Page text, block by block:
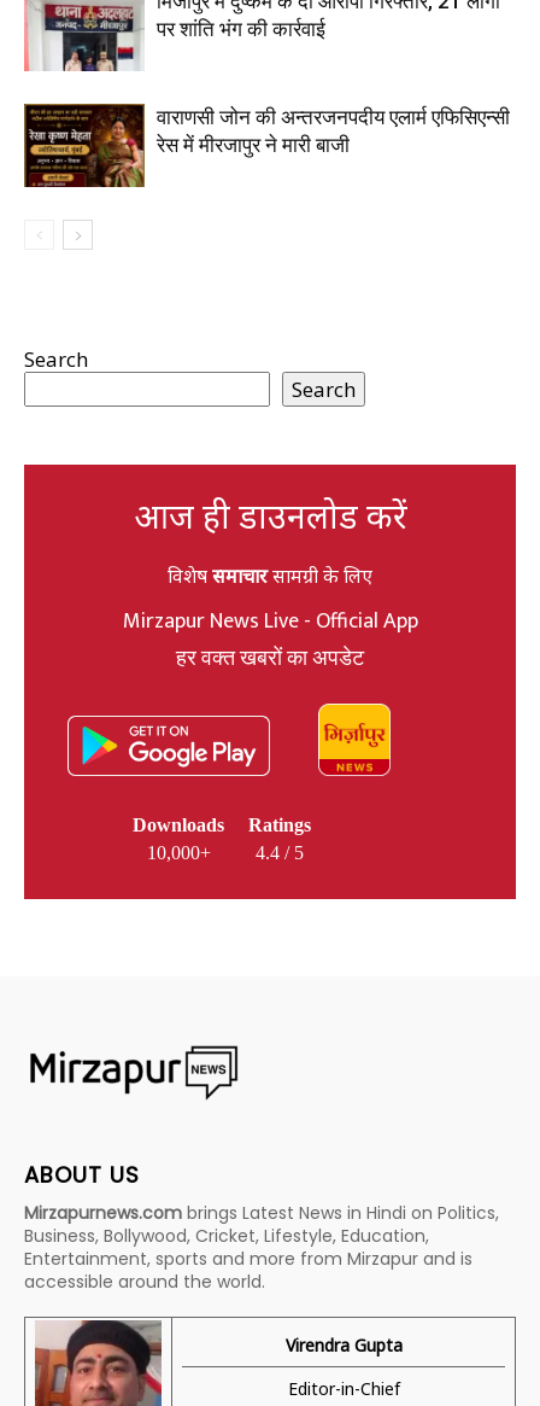
पर शांति भंग की कार्रवाई
वाराणसी जोन की अन्तरजनपदीय एलार्म एफिसिएन्सी
रेस में मीरजापुर ने मारी बाजी
Search
Search
आज ही डाउनलोड करें
विशेषसमाचारसामग्री के लिए
Mirzapur News Live - Official App
हर वक्त खबरों का अपडेट
Downloads
10,000+
Ratings
4.4 / 5
ABOUT US
Mirzapurnews.com brings Latest News in Hindi on Politics,
Business, Bollywood, Cricket, Lifestyle, Education,
Entertainment, sports and more from Mirzapur and is
accessible around the world.
Virendra Gupta
Editor-in-Chief